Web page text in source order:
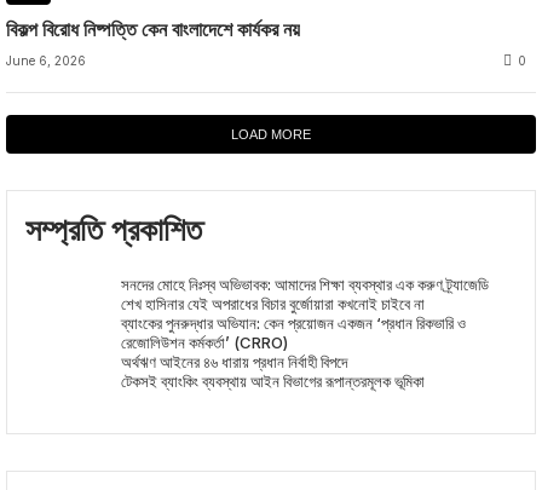
বিকল্প বিরোধ নিষ্পত্তি কেন বাংলাদেশে কার্যকর নয়
June 6, 2026 0
LOAD MORE
সম্প্রতি প্রকাশিত
সনদের মোহে নিঃস্ব অভিভাবক: আমাদের শিক্ষা ব্যবস্থার এক করুণ ট্র্যাজেডি
শেখ হাসিনার যেই অপরাধের বিচার বুর্জোয়ারা কখনোই চাইবে না
ব্যাংকের পুনরুদ্ধার অভিযান: কেন প্রয়োজন একজন ‘প্রধান রিকভারি ও
রেজোলিউশন কর্মকর্তা’ (CRRO)
অর্থঋণ আইনের ৪৬ ধারায় প্রধান নির্বাহী বিপদে
টেকসই ব্যাংকিং ব্যবস্থায় আইন বিভাগের রূপান্তরমূলক ভূমিকা